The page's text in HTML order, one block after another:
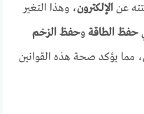
عنالإلكترون، وهذا التغير
حفظ الطاقة وحفظ الزخم
مما يؤكد صحة هذه القوانين